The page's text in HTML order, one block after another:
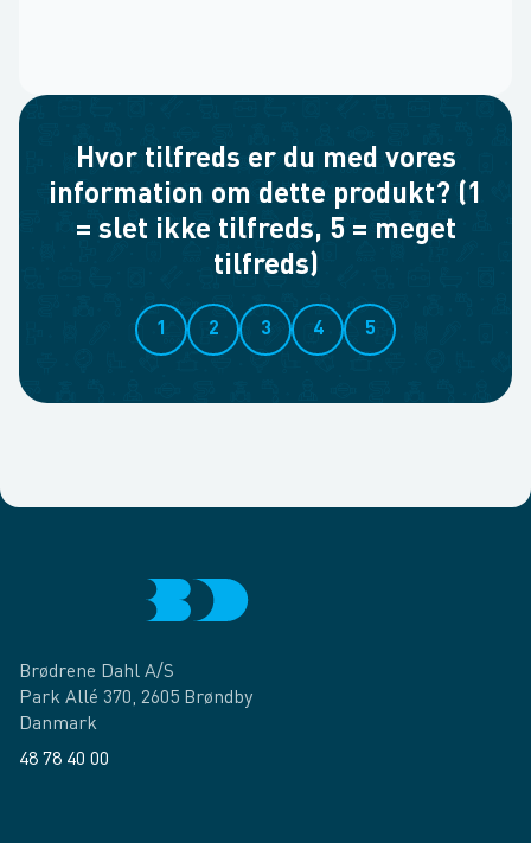
Hvor tilfreds er du med vores
information om dette produkt? (1
= slet ikke tilfreds, 5 = meget
tilfreds)
1 2 3 4 5
Brødrene Dahl A/S
Park Allé 370, 2605 Brøndby
Danmark
48 78 40 00